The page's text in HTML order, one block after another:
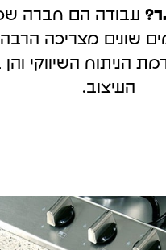
עבודה הם חברה
שונים מצריכה
הניתוח השיווקי
העיצוב.